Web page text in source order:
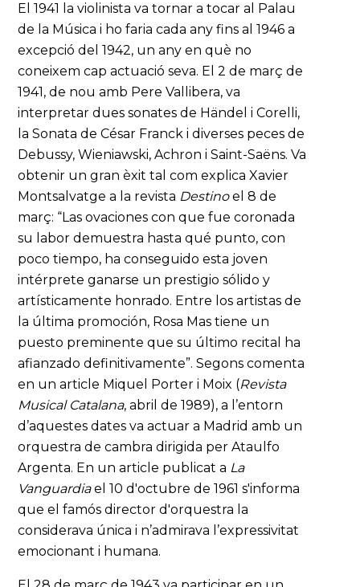
El 1941 la violinista va tornar a tocar al Palau
de la Música i ho faria cada any fins al 1946 a
excepció del 1942, un any en què no
coneixem cap actuació seva. El 2 de març de
1941, de nou amb Pere Vallibera, va
interpretar dues sonates de Händel i Corelli,
la Sonata de César Franck i diverses peces de
Debussy, Wieniawski, Achron i Saint-Saëns. Va
obtenir un gran èxit tal com explica Xavier
Montsalvatge a la revista Destinoel 8 de
març: “Las ovaciones con que fue coronada
su labor demuestra hasta qué punto, con
poco tiempo, ha conseguido esta joven
intérprete ganarse un prestigio sólido y
artísticamente honrado. Entre los artistas de
la última promoción, Rosa Mas tiene un
puesto preminente que su último recital ha
afianzado definitivamente”. Segons comenta
en un article Miquel Porter i Moix (Revista
Musical Catalana, abril de 1989), a l’entorn
d’aquestes dates va actuar a Madrid amb un
orquestra de cambra dirigida per Ataulfo
Argenta. En un article publicat a La
Vanguardiael 10 d'octubre de 1961 s'informa
que el famós director d'orquestra la
considerava única i n’admirava l’expressivitat
emocionant i humana.